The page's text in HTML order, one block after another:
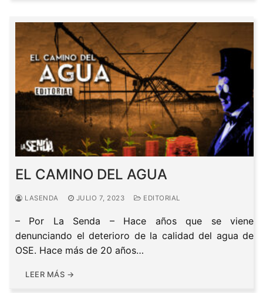
EL CAMINO DEL AGUA
LASENDA JULIO 7, 2023 EDITORIAL
– Por La Senda – Hace años que se viene
denunciando el deterioro de la calidad del agua de
OSE. Hace más de 20 años…
LEER MÁS →